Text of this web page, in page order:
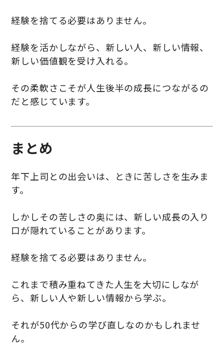
経験を捨てる必要はありません。
経験を活かしながら、新しい人、新しい情報、
新しい価値観を受け入れる。
その柔軟さこそが人生後半の成長につながるの
だと感じています。
まとめ
年下上司との出会いは、ときに苦しさを生みま
す。
しかしその苦しさの奥には、新しい成長の入り
口が隠れていることがあります。
経験を捨てる必要はありません。
これまで積み重ねてきた人生を大切にしなが
ら、新しい人や新しい情報から学ぶ。
それが50代からの学び直しなのかもしれませ
ん。